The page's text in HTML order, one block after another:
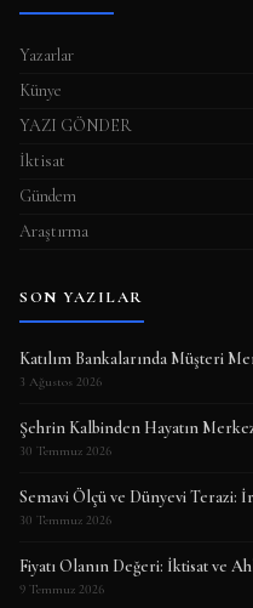
Yazarlar
Künye
YAZI GÖNDER
İktisat
Gündem
Araştırma
SON YAZILAR
Katılım Bankalarında Müşteri
3 Ağustos 2026
Şehrin Kalbinden Hayatın
30 Temmuz 2026
Semavi Ölçü ve Dünyevi Terazi:
30 Temmuz 2026
Fiyatı Olanın Değeri: İktisat ve
9 Temmuz 2026